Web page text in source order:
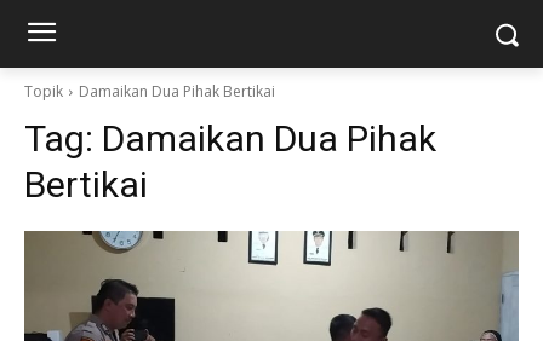
Topik Damaikan Dua Pihak Bertikai
Tag: Damaikan Dua Pihak
Bertikai